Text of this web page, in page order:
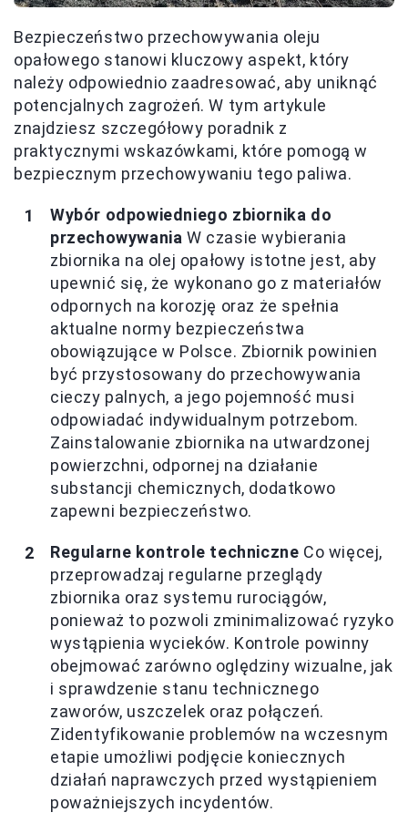
Bezpieczeństwo przechowywania oleju
opałowego stanowi kluczowy aspekt, który
należy odpowiednio zaadresować, aby uniknąć
potencjalnych zagrożeń. W tym artykule
znajdziesz szczegółowy poradnik z
praktycznymi wskazówkami, które pomogą w
bezpiecznym przechowywaniu tego paliwa.
Wybór odpowiedniego zbiornika do
przechowywania W czasie wybierania
zbiornika na olej opałowy istotne jest, aby
upewnić się, że wykonano go z materiałów
odpornych na korozję oraz że spełnia
aktualne normy bezpieczeństwa
obowiązujące w Polsce. Zbiornik powinien
być przystosowany do przechowywania
cieczy palnych, a jego pojemność musi
odpowiadać indywidualnym potrzebom.
Zainstalowanie zbiornika na utwardzonej
powierzchni, odpornej na działanie
substancji chemicznych, dodatkowo
zapewni bezpieczeństwo.
Regularne kontrole techniczne Co więcej,
przeprowadzaj regularne przeglądy
zbiornika oraz systemu rurociągów,
ponieważ to pozwoli zminimalizować ryzyko
wystąpienia wycieków. Kontrole powinny
obejmować zarówno oględziny wizualne, jak
i sprawdzenie stanu technicznego
zaworów, uszczelek oraz połączeń.
Zidentyfikowanie problemów na wczesnym
etapie umożliwi podjęcie koniecznych
działań naprawczych przed wystąpieniem
poważniejszych incydentów.